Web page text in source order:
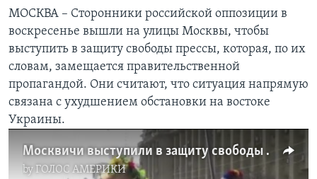
НЬЮ-ЙОРК NEW YORK
АМЕРИКА. БОЛЬШОЕ ПУТЕШЕСТВИЕ
ТЕСТЫ
ВИДЕО
ПОДПИСКА НА НОВОСТИ
Learning English
СОЦИАЛЬНЫЕ СЕТИ
МОСКВА – Сторонники российской оппозиции в
воскресенье вышли на улицы Москвы, чтобы
выступить в защиту свободы прессы, которая, по их
словам, замещается правительственной
пропагандой. Они считают, что ситуация напрямую
связана с ухудшением обстановки на востоке
Украины.
Москвичи выступили в защиту свободы прессы и правды
byГОЛОС АМЕРИКИ